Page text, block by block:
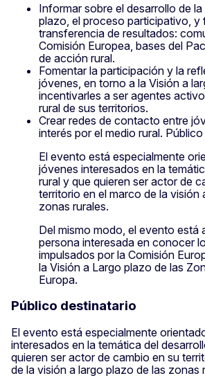
Informar sobre el desarrollo de
plazo, el proceso participativo, y
transferencia de resultados:
Comisión Europea, bases del
de acción rural.
Fomentar la participación y la
jóvenes, en torno a la Visión a
incentivarles a ser agentes
rural de sus territorios.
Crear redes de contacto entre
interés por el medio rural.
El evento está especialmente
jóvenes interesados en la
rural y que quieren ser actor de
territorio en el marco de la visión
zonas rurales.
Del mismo modo, el evento está
persona interesada en conocer
impulsados por la Comisión
la Visión a Largo plazo de las
Europa.
Público destinatario
El evento está especialmente
interesados en la temática del
quieren ser actor de cambio en su
de la visión a largo plazo de las zonas